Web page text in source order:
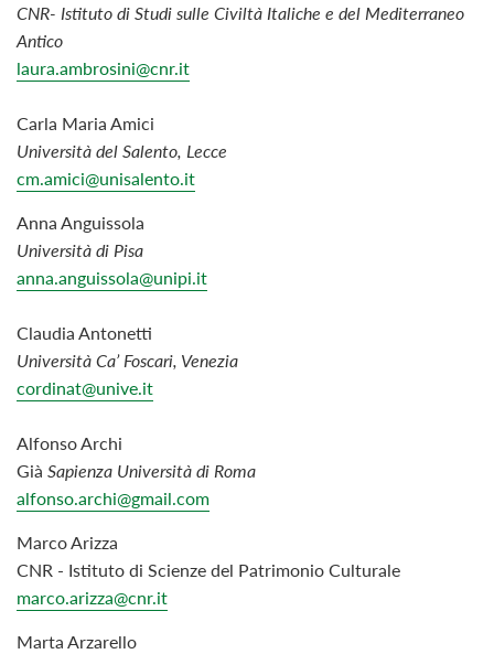
CNR- Istituto di Studi sulle Civiltà Italiche e del Mediterraneo
Antico
laura.ambrosini@cnr.it
Carla Maria Amici
Università del Salento, Lecce
cm.amici@unisalento.it
Anna Anguissola
Università di Pisa
anna.anguissola@unipi.it
Claudia Antonetti
Università Ca’ Foscari, Venezia
cordinat@unive.it
Alfonso Archi
Già Sapienza Università di Roma
alfonso.archi@gmail.com
Marco Arizza
CNR - Istituto di Scienze del Patrimonio Culturale
marco.arizza@cnr.it
Marta Arzarello